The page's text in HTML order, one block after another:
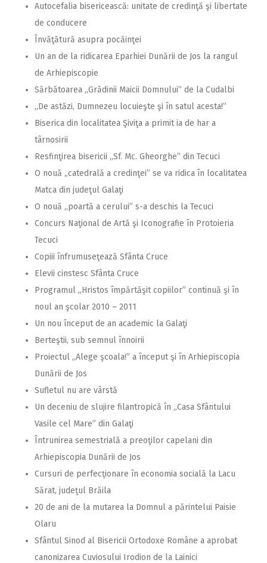
Autocefalia bisericească: unitate de credinţă şi libertate
de conducere
Învăţătură asupra pocăinţei
Un an de la ridicarea Eparhiei Dunării de Jos la rangul
de Arhiepiscopie
Sărbătoarea ,,Grădinii Maicii Domnului” de la Cudalbi
,,De astăzi, Dumnezeu locuieşte şi în satul acesta!”
Biserica din localitatea Şiviţa a primit ia de har a
târnosirii
Resfinţirea bisericii ,,Sf. Mc. Gheorghe” din Tecuci
O nouă ,,catedrală a credinţei” se va ridica în localitatea
Matca din judeţul Galaţi
O nouă ,,poartă a cerului” s-a deschis la Tecuci
Concurs Naţional de Artă şi Iconografie în Protoieria
Tecuci
Copiii înfrumuseţează Sfânta Cruce
Elevii cinstesc Sfânta Cruce
Programul ,,Hristos împărtăşit copiilor” continuă şi în
noul an şcolar 2010 – 2011
Un nou început de an academic la Galaţi
Berteştii, sub semnul înnoirii
Proiectul ,,Alege şcoala!” a început şi în Arhiepiscopia
Dunării de Jos
Sufletul nu are vârstă
Un deceniu de slujire filantropică în ,,Casa Sfântului
Vasile cel Mare” din Galaţi
Întrunirea semestrială a preoţilor capelani din
Arhiepiscopia Dunării de Jos
Cursuri de perfecţionare în economia socială la Lacu
Sărat, judeţul Brăila
20 de ani de la mutarea la Domnul a părintelui Paisie
Olaru
Sfântul Sinod al Bisericii Ortodoxe Române a aprobat
canonizarea Cuviosului Irodion de la Lainici